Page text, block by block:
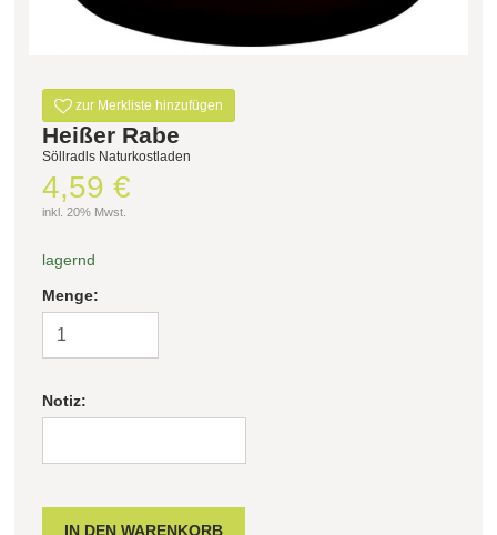
zur Merkliste hinzufügen
Heißer Rabe
Söllradls Naturkostladen
4,59 €
inkl. 20% Mwst.
lagernd
Menge:
Notiz: